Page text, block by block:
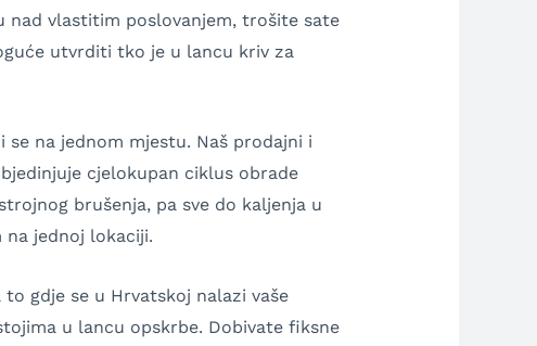
vlastitim poslovanjem, trošite sate
utvrditi tko je u lancu kriv za
na jednom mjestu. Naš prodajni i
cjelokupan ciklus obrade
brušenja, pa sve do kaljenja u
jednoj lokaciji.
gdje se u Hrvatskoj nalazi vaše
u lancu opskrbe. Dobivate fiksne